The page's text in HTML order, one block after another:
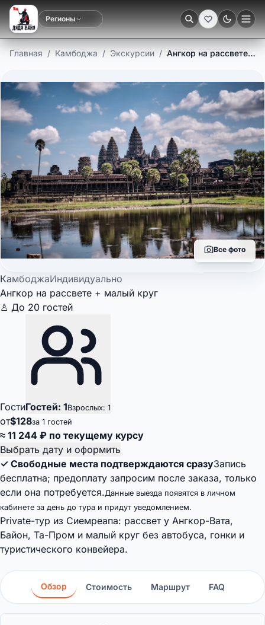
Регионы
Тёмная
Главная / Камбоджа / Экскурсии / Ангкор на рассвете + малый круг
Все фото
КамбоджаИндивидуально
Ангкор на рассвете + малый круг
♙ До 20 гостей
ГостиГостей: 1Взрослых: 1
от$128за 1 гостей
≈ 11 244 ₽ по текущему курсу
Выбрать дату и оформить
✓ Свободные места подтверждаются сразуЗапись
бесплатна; предоплату запросим после заказа, только
если она потребуется.Данные выезда появятся в личном
кабинете за день до тура и придут уведомлением.
Private-тур из Сиемреапа: рассвет у Ангкор-Вата,
Байон, Та-Пром и малый круг без автобуса, гонки и
туристического конвейера.
Обзор Стоимость Маршрут FAQ